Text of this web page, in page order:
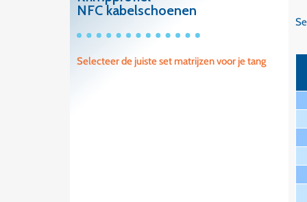
NFC kabelschoenen
Selecteer de juiste set matrijzen voor je tang